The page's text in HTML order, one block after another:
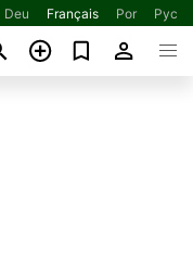
Deu Français Por Рус